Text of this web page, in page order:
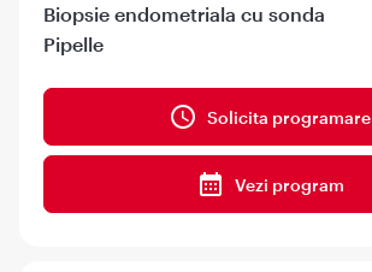
Biopsie endometriala cu sonda
Pipelle
Solicita programare
Vezi program